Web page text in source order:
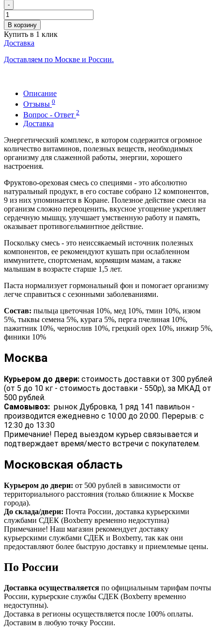
-
В корзину
Купить в 1 клик
Доставка
Доставляем по Москве и России.
Описание
Отзывы 0
Вопрос - Ответ 2
Доставка
Энергетический комплекс, в котором содержится огромное
количество витаминов, полезных веществ, необходимых
организму для слаженной работы, энергии, хорошего
настроения.
Фруктово-ореховая смесь со специями - это абсолютно
натуральный продукт, в его составе собрано 12 компонентов,
9 из них упоминается в Коране. Полезное действие смеси на
организм сложно переоценить, вкусное угощение укрепляет
сердечную мышцу, улучшает умственную работу и память,
оказывает противогельминтное действие.
Поскольку смесь - это неиссякаемый источник полезных
компонентов, ее рекомендуют кушать при ослабленном
иммунитете, спортсменам, кормящим мамам, а также
малышам в возрасте старше 1,5 лет.
Паста нормализует гормональный фон и помогает организму
легче справиться с сезонными заболеваниями.
Состав: пыльца цветочная 10%, мед 10%, тмин 10%, изюм
5%, тыквы семена 5%, курага 5%, перга пчелиная 10%,
пажитник 10%, чернослив 10%, грецкий орех 10%, инжир 5%,
финики 10%
Москва
Курьером до двери: стоимость доставки от 300 рублей
(от 5 до 10 кг - стоимость доставки - 550р), за МКАД от
500 рублей.
Самовывоз: рынок Дубровка, 1 ряд 141 павильон -
производится ежедневно с 10:00 до 20:00. Перерыв: с
12:30 до 13:30
Примечание! Перед выездом курьер связывается и
подтверждает время/место встречи с покупателем.
Московская область
Курьером до двери: от 500 рублей в зависимости от
территориального расстояния (только ближние к Москве
города).
До склада/двери: Почта России, доставка курьерскими
службами СДЕК (Boxberry временно недоступна)
Примечание! Наш магазин рекомендует доставку
курьерскими службами СДЕК и Boxberry, так как они
предоставляют более быструю доставку и приемлемые цены.
По России
Доставка осуществаляется по официальным тарифам почты
России, курьерские службы СДЕК (Boxberry временно
недоступны).
Доставка в регионы осуществляется после 100% оплаты.
Доставим в любую точку России.